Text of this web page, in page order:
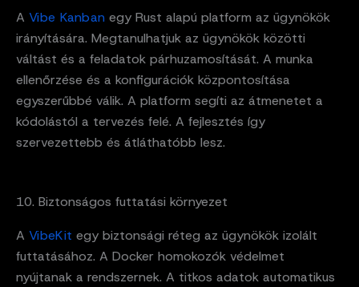
A Vibe Kanban egy Rust alapú platform az ügynökök
irányítására. Megtanulhatjuk az ügynökök közötti
váltást és a feladatok párhuzamosítását. A munka
ellenőrzése és a konfigurációk központosítása
egyszerűbbé válik. A platform segíti az átmenetet a
kódolástól a tervezés felé. A fejlesztés így
szervezettebb és átláthatóbb lesz.
10. Biztonságos futtatási környezet
A VibeKit egy biztonsági réteg az ügynökök izolált
futtatásához. A Docker homokozók védelmet
nyújtanak a rendszernek. A titkos adatok automatikus